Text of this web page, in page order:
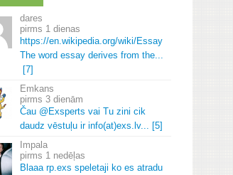
dares
1 dienas
https://en.wikipedia.org/wiki/Essay
The word essay derives from the...
[7]
Emkans
3 dienām
Čau @Exsperts vai Tu zini cik
daudz vēstuļu ir info(at)exs. lv... [5]
Impala
1 nedēļas
Blaaa rp.exs speletaji ko es atradu